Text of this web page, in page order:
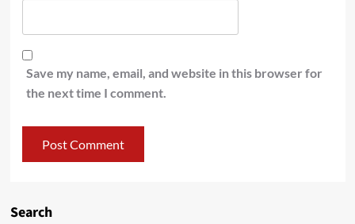
Save my name, email, and website in this browser for
the next time I comment.
Search